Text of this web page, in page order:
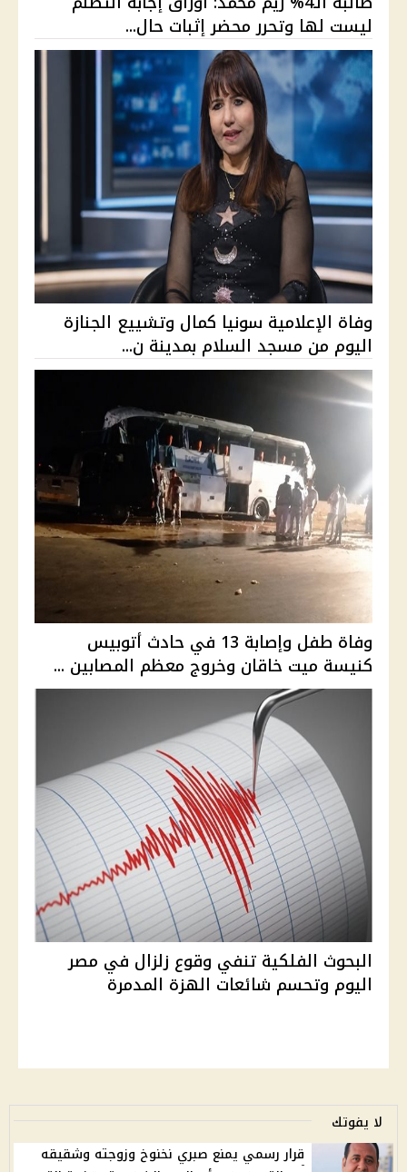
ليست لها وتحرر محضر إثبات حال...
وفاة الإعلامية سونيا كمال وتشييع الجنازة
اليوم من مسجد السلام بمدينة ن...
وفاة طفل وإصابة 13 في حادث أتوبيس
كنيسة ميت خاقان وخروج معظم المصابين ...
البحوث الفلكية تنفي وقوع زلزال في مصر
اليوم وتحسم شائعات الهزة المدمرة
لا يفوتك
قرار رسمي يمنع صبري نخنوخ وزوجته وشقيقه